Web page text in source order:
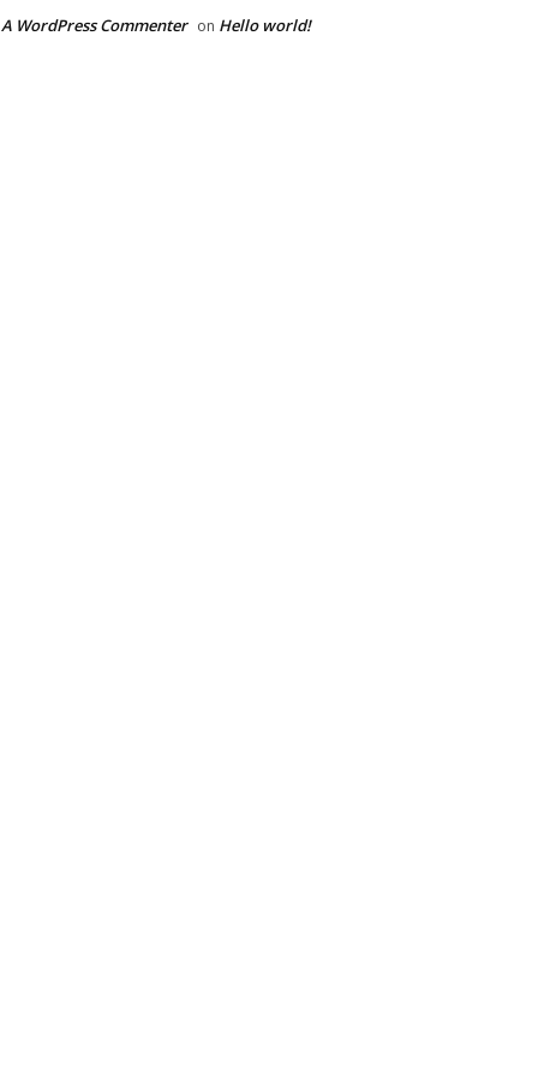
A WordPress Commenter on Hello world!